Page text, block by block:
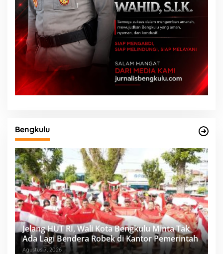
Bengkulu
Jelang HUT RI, Wali Kota Bengkulu Minta Tak
Ada Lagi Bendera Robek di Kantor Pemerintah
Agustus 7, 2026